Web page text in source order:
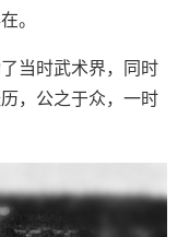
。
当时武术界，同时
，公之于众，一时